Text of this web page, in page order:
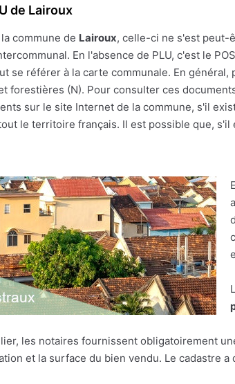
de Lairoux
commune de Lairoux, celle-ci ne s'est peut-
En l'absence de PLU, c'est le
se référer à la carte communale. En
forestières (N). Pour consulter ces
sur le site Internet de la commune, s'il
le territoire français. Il est possible que,
les notaires fournissent obligatoirement
et la surface du bien vendu. Le cadastre a